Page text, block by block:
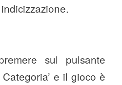
sul pulsante
e il gioco è